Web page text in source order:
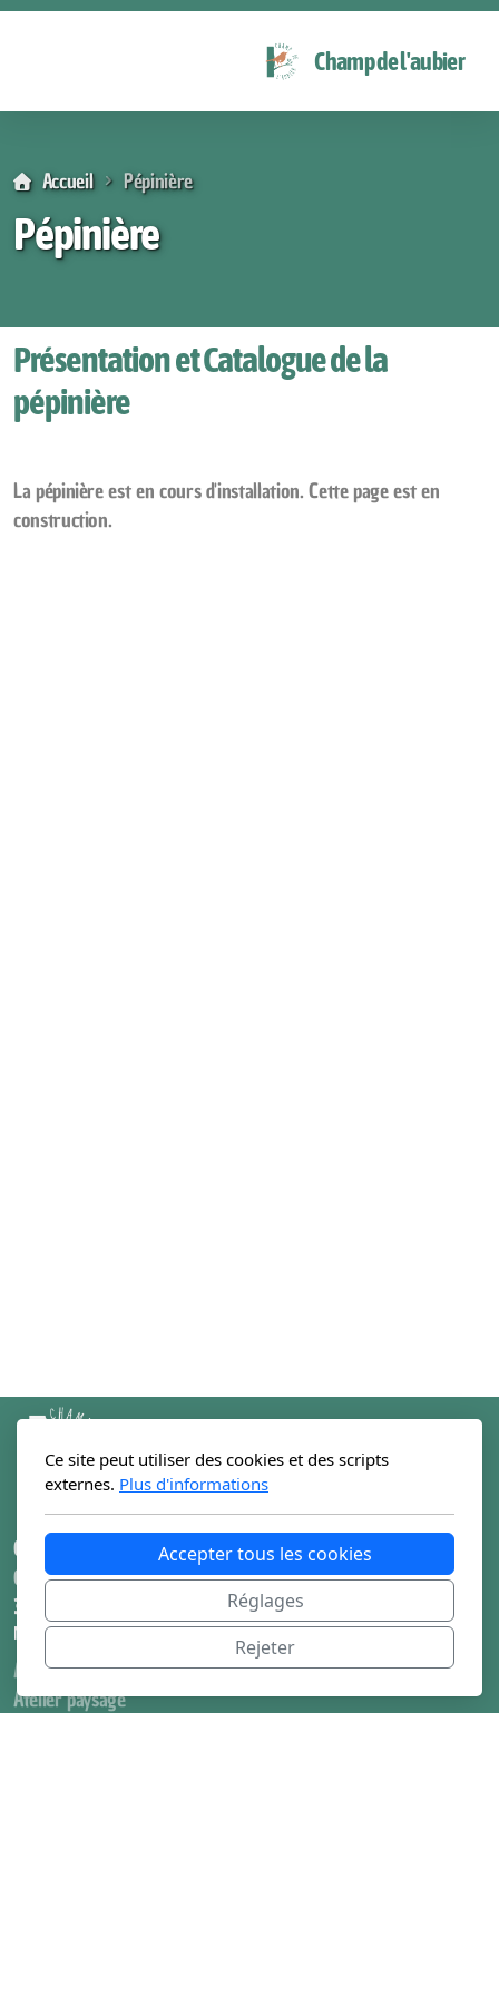
Champ de l'aubier
Accueil Pépinière
Pépinière
Présentation et Catalogue de la
pépinière
La pépinière est en cours d'installation. Cette page est en
construction.
Champ de l'aubier
Castanet-Tolosan
31320
Menu principal
Accueil
Atelier paysage
Ce site peut utiliser des cookies et des scripts
externes. Plus d'informations
Accepter tous les cookies
Réglages
Rejeter
Jardins privés
Végétalisation participative